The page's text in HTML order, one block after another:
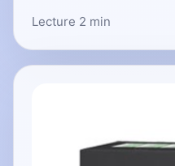
Lecture 2 min